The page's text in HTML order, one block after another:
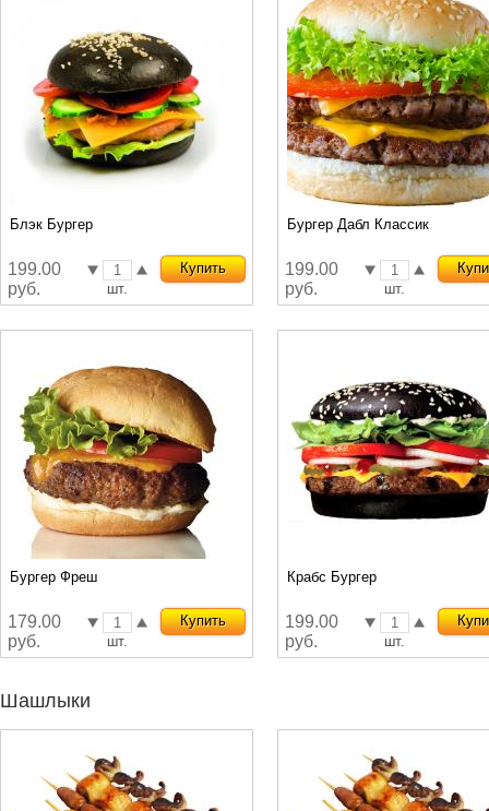
Блэк Бургер
199.00
руб.
шт.
Купить
Бургер Дабл Классик
199.00
руб.
шт.
Бургер Фреш
179.00
руб.
шт.
Купить
Крабс Бургер
199.00
руб.
шт.
Шашлыки